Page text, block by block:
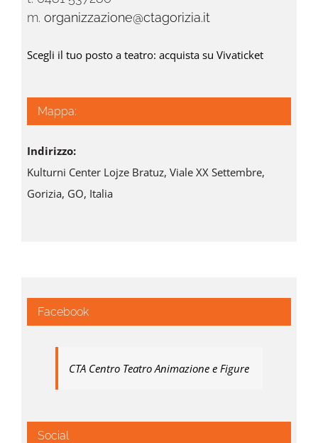
m. organizzazione@ctagorizia.it
Scegli il tuo posto a teatro: acquista su Vivaticket
Mappa:
Indirizzo:
Kulturni Center Lojze Bratuz, Viale XX Settembre,
Gorizia, GO, Italia
Facebook
CTA Centro Teatro Animazione e Figure
Social